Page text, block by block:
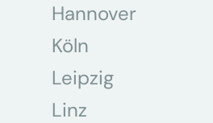
Hannover
Köln
Leipzig
Linz